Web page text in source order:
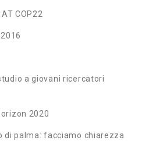
AT COP22
a giovani ricercatori
2020
di palma: facciamo chiarezza